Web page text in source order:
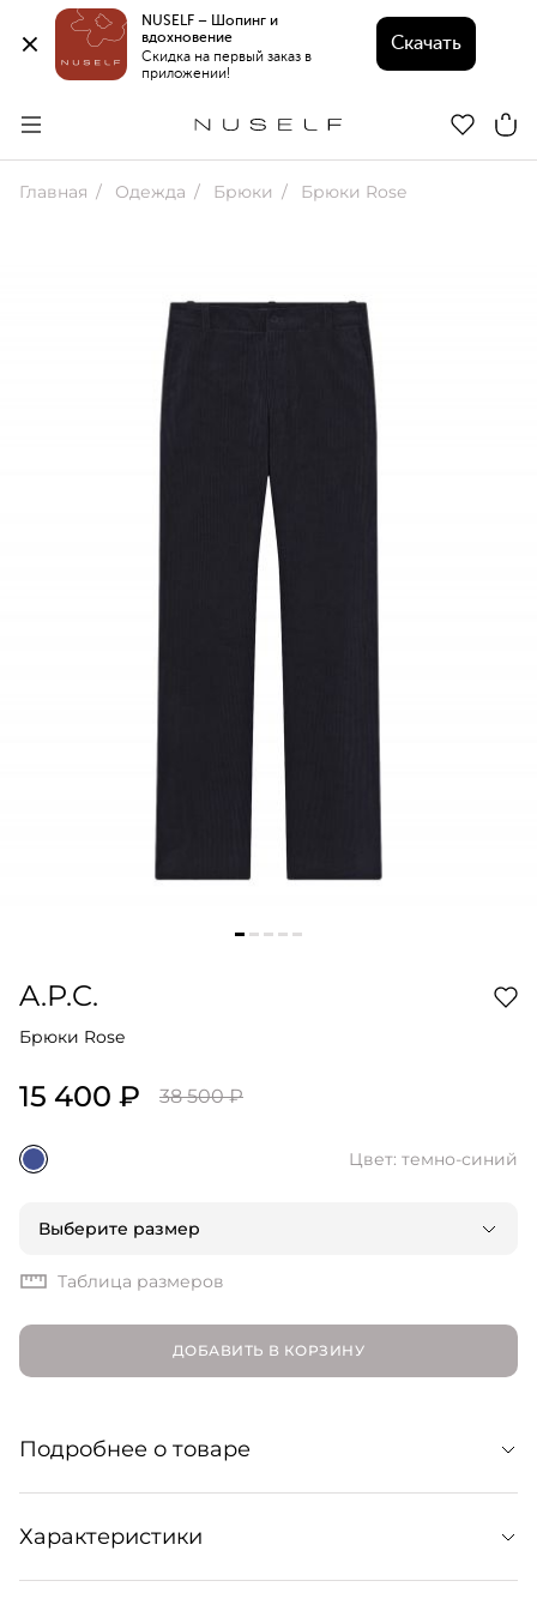
NUSELF – Шопинг и
вдохновение
Скидка на первый заказ в
приложении!
Скачать
Главная Одежда Брюки Брюки Rose
A.P.C.
Брюки Rose
15 400 ₽ 38 500 ₽
Цвет: темно-синий
Выберите размер
Таблица размеров
ДОБАВИТЬ В КОРЗИНУ
Подробнее о товаре
Расклешенные брюки Rosemary с высокой посадкой
выполнены из хлопкового вельвета. Они добавят в
образы ретро-вайб 70-х, скорректрируют силуэт и
Характеристики